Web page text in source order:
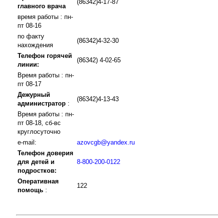
главного врача
(86342)4-17-87
время работы : пн-
пт 08-16
по факту
нахождения
(86342)4-32-30
Телефон горячей
линии:
(86342) 4-02-65
Время работы : пн-
пт 08-17
Дежурный
администратор :
(86342)4-13-43
Время работы : пн-
пт 08-18, сб-вс
круглосуточно
e-mail:
azovcgb@yandex.ru
Телефон доверия
для детей и
подростков:
8-800-200-0122
Оперативная
помощь :
122